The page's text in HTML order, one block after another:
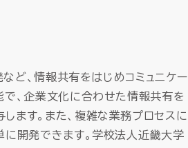
など、情報共有をはじめコミュニケー
で、企業文化に合わせた情報共有を
ます。また、複雑な業務プロセスに
に開発できます。学校法人近畿大学